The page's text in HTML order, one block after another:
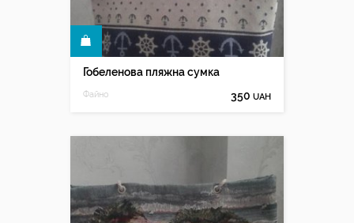
Гобеленова пляжна сумка
Файно 350 UAH